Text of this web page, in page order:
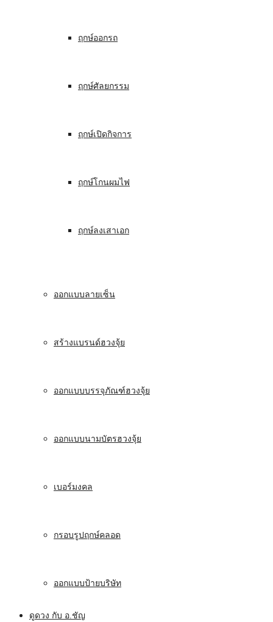
ฤกษ์ออกรถ
ฤกษ์ศัลยกรรม
ฤกษ์เปิดกิจการ
ฤกษ์โกนผมไฟ
ฤกษ์ลงเสาเอก
ออกแบบลายเซ็น
สร้างแบรนด์ฮวงจุ้ย
ออกแบบบรรจุภัณฑ์ฮวงจุ้ย
ออกแบบนามบัตรฮวงจุ้ย
เบอร์มงคล
กรอบรูปฤกษ์คลอด
ออกแบบป้ายบริษัท
ดูดวง กับ อ.ชัญ